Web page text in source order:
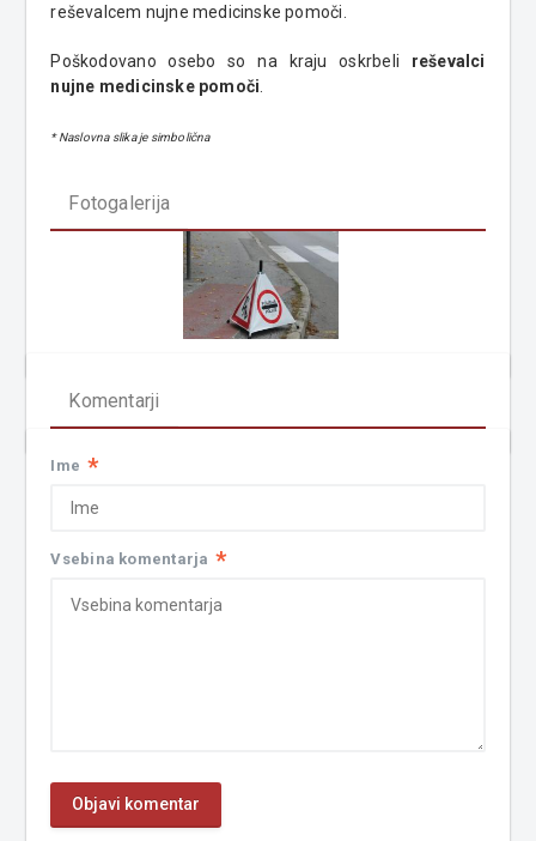
reševalcem nujne medicinske pomoči.
Poškodovano osebo so na kraju oskrbeli reševalci
nujne medicinske pomoči
* Naslovna slika je simbolična
Fotogalerija
Komentarji
Ime *
Vsebina komentarja *